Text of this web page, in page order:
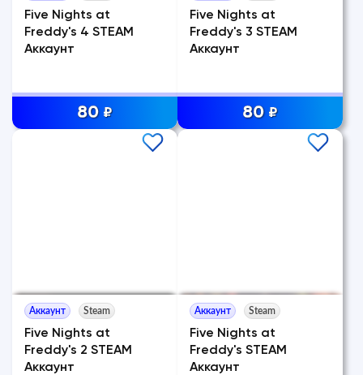
Five Nights at
Freddy's 4 STEAM
Аккаунт
80 ₽
Five Nights at
Freddy's 3 STEAM
Аккаунт
80 ₽
Аккаунт Steam
Five Nights at
Freddy's 2 STEAM
Аккаунт
Аккаунт Steam
Five Nights at
Freddy's STEAM
Аккаунт